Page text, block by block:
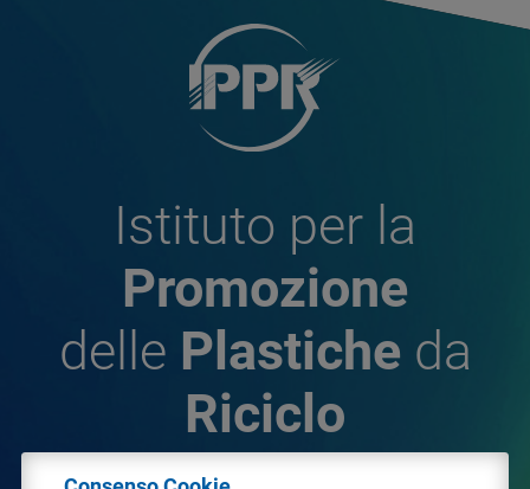
Istituto per la
Promozione
delle Plastiche da
Riciclo